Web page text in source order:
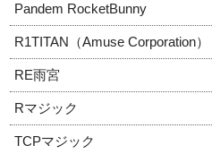
Pandem RocketBunny
R1TITAN（Amuse Corporation）
RE雨宮
Rマジック
TCPマジック